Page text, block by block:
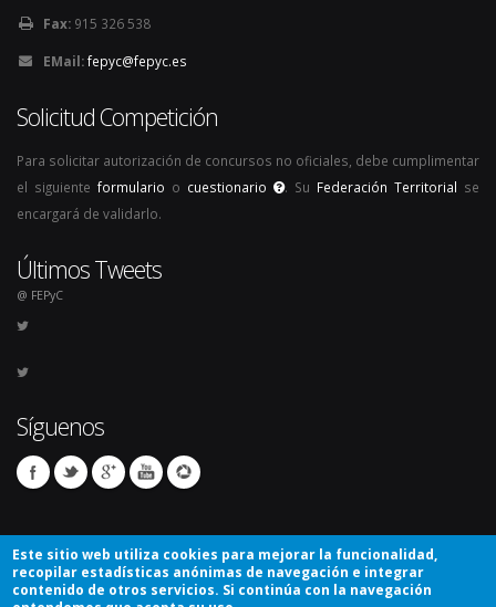
Fax: 915 326 538
EMail:fepyc@fepyc.es
Solicitud Competición
Para solicitar autorización de concursos no oficiales, debe cumplimentar
el siguiente formulario o cuestionario . Su Federación Territorial se
encargará de validarlo.
Últimos Tweets
@ FEPyC
Síguenos
Este sitio web utiliza cookies para mejorar la funcionalidad,
recopilar estadísticas anónimas de navegación e integrar
contenido de otros servicios. Si continúa con la navegación